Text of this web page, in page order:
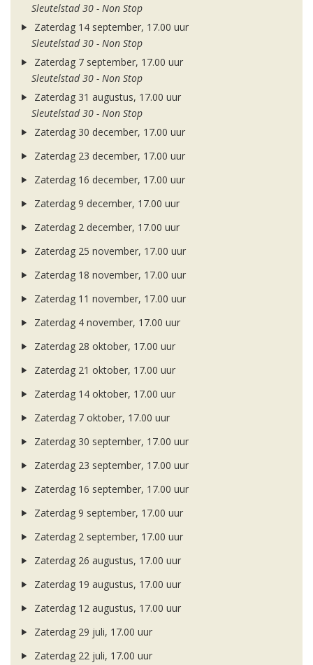
Sleutelstad 30 - Non Stop
Zaterdag 14 september, 17.00 uur
Sleutelstad 30 - Non Stop
Zaterdag 7 september, 17.00 uur
Sleutelstad 30 - Non Stop
Zaterdag 31 augustus, 17.00 uur
Sleutelstad 30 - Non Stop
Zaterdag 30 december, 17.00 uur
Zaterdag 23 december, 17.00 uur
Zaterdag 16 december, 17.00 uur
Zaterdag 9 december, 17.00 uur
Zaterdag 2 december, 17.00 uur
Zaterdag 25 november, 17.00 uur
Zaterdag 18 november, 17.00 uur
Zaterdag 11 november, 17.00 uur
Zaterdag 4 november, 17.00 uur
Zaterdag 28 oktober, 17.00 uur
Zaterdag 21 oktober, 17.00 uur
Zaterdag 14 oktober, 17.00 uur
Zaterdag 7 oktober, 17.00 uur
Zaterdag 30 september, 17.00 uur
Zaterdag 23 september, 17.00 uur
Zaterdag 16 september, 17.00 uur
Zaterdag 9 september, 17.00 uur
Zaterdag 2 september, 17.00 uur
Zaterdag 26 augustus, 17.00 uur
Zaterdag 19 augustus, 17.00 uur
Zaterdag 12 augustus, 17.00 uur
Zaterdag 29 juli, 17.00 uur
Zaterdag 22 juli, 17.00 uur